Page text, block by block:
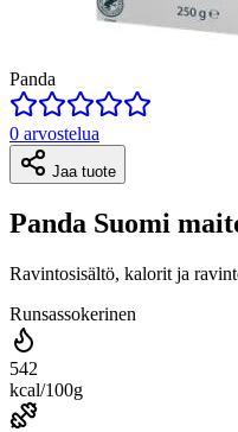
Panda
0 arvostelua
Jaa tuote
Panda Suomi
Ravintosisältö, kalorit ja
Runsassokerinen
542
kcal/100g